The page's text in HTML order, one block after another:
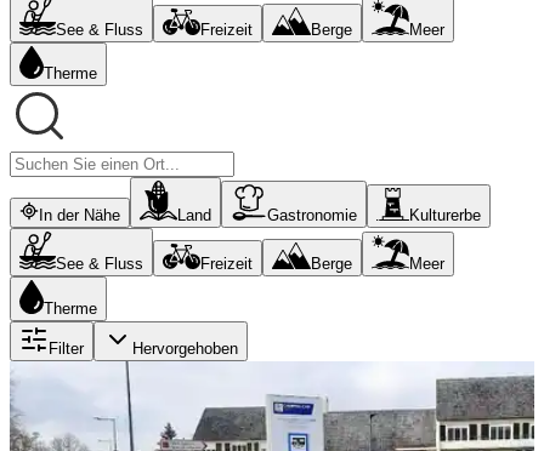
See & Fluss Freizeit Berge Meer
Therme
In der Nähe Land Gastronomie Kulturerbe
See & Fluss Freizeit Berge Meer
Therme
Filter Hervorgehoben